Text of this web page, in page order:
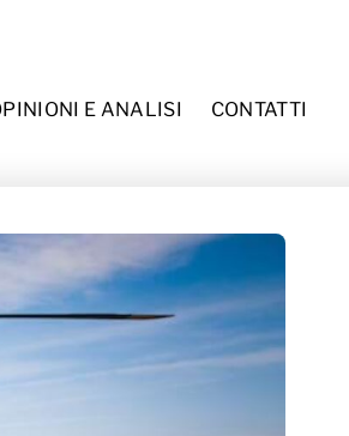
E ANALISI CONTATTI